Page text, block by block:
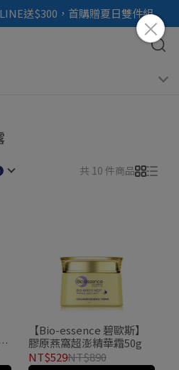
送$300，首購贈夏日雙件組
共 10 件商品
【Bio-essence 碧歐斯】
膠原燕窩超澎精華霜50g
NT$529NT$890